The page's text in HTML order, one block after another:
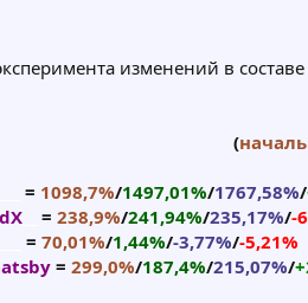
изменений в
(
= 1098,7%/1497,01%/1767,58%/
= 238,9%/241,94%/235,17%/-
= 70,01%/1,44%/-3,77%/-5,21%
= 299,0%/187,4%/215,07%/